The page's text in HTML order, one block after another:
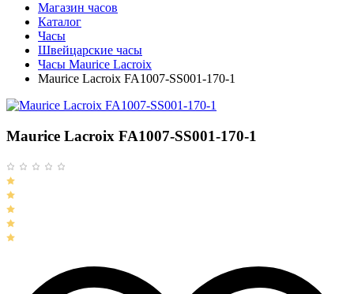
Магазин часов
Каталог
Часы
Швейцарские часы
Часы Maurice Lacroix
Maurice Lacroix FA1007-SS001-170-1
Maurice Lacroix FA1007-SS001-170-1